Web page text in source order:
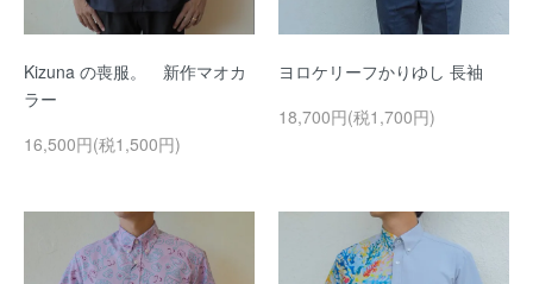
Kizuna の喪服。 新作マオカ
ラー
16,500円(税1,500円)
ヨロケリーフかりゆし 長袖
18,700円(税1,700円)